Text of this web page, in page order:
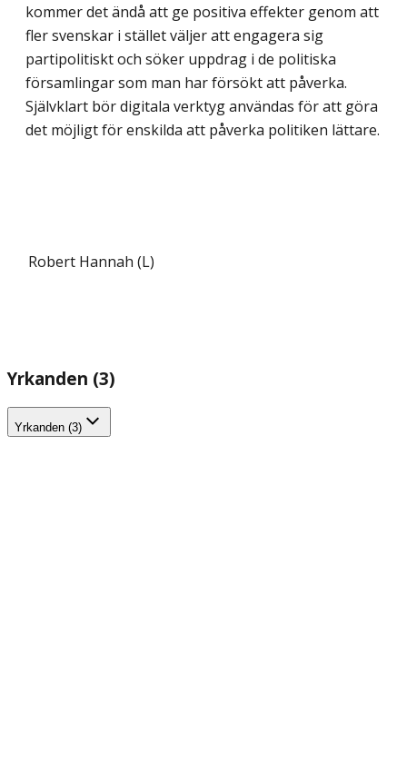
kommer det ändå att ge positiva effekter genom att
fler svenskar i stället väljer att engagera sig
partipolitiskt och söker uppdrag i de politiska
församlingar som man har försökt att påverka.
Självklart bör digitala verktyg användas för att göra
det möjligt för enskilda att påverka politiken lättare.
Robert Hannah (L)
Yrkanden (3)
Yrkanden (3)